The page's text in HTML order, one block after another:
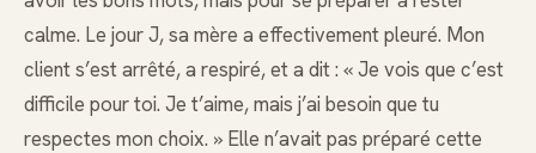
calme. Le jour J, sa mère a effectivement pleuré. Mon
client s’est arrêté, a respiré, et a dit : « Je vois que c’est
difficile pour toi. Je t’aime, mais j’ai besoin que tu
respectes mon choix. » Elle n’avait pas préparé cette